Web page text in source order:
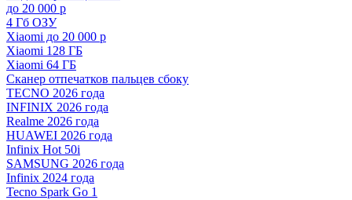
до 20 000 р
4 Гб ОЗУ
Xiaomi до 20 000 р
Xiaomi 128 ГБ
Xiaomi 64 ГБ
Сканер отпечатков пальцев сбоку
TECNO 2026 года
INFINIX 2026 года
Realme 2026 года
HUAWEI 2026 года
Infinix Hot 50i
SAMSUNG 2026 года
Infinix 2024 года
Tecno Spark Go 1